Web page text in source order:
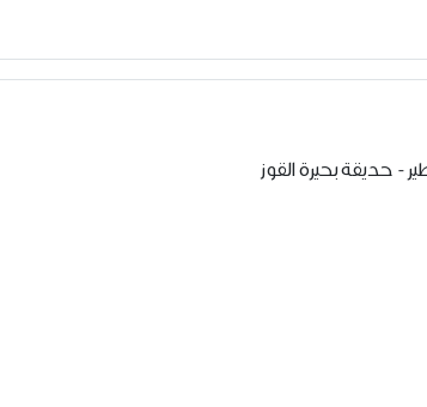
- حديقة بحيرة القوز